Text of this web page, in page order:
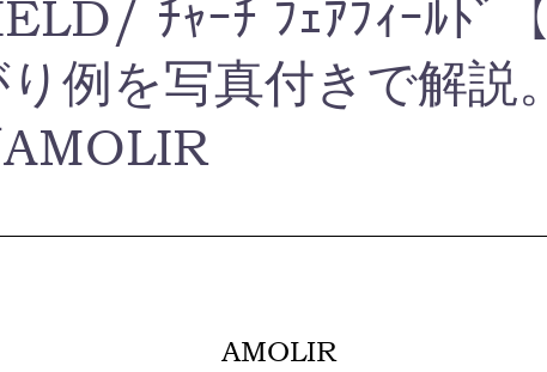
ﾁｬｰﾁ ﾌｪｱﾌｨｰﾙﾄﾞ
例を写真付きで解説
AMOLIR